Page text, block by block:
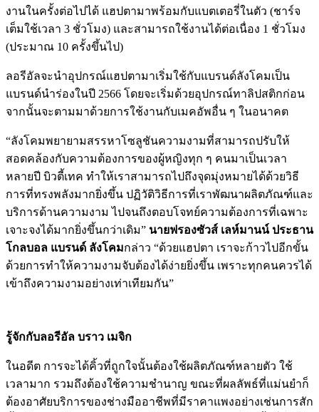
งานในครั้งต่อไปได้ แฮปตามาพร้อมกับแบตเตอรี่ในตัว (ชาร์จ
เต็มใช้เวลา 3 ชั่วโมง) และสามารถใช้งานได้ต่อเนื่อง 1 ชั่วโมง
(ประมาณ 10 ครั้งขึ้นไป)
ลอรีอัลจะนำอุปกรณ์แฮปตามาเริ่มใช้กับแบรนด์ลังโคมเป็น
แบรนด์นำร่องในปี 2566 โดยจะเริ่มด้วยอุปกรณ์ทาลิปสติกก่อน
จากนั้นจะตามมาด้วยการใช้งานกับเมคอัพอื่น ๆ ในอนาคต
“ลังโคมพยายามสรรหาโซลูชันความงามที่สามารถปรับให้
สอดคล้องกับความต้องการของผู้หญิงทุก ๆ คนมาเป็นเวลา
หลายปี บิวตี้เทค ทำให้เราสามารถไปถึงจุดมุ่งหมายได้ด้วยวิธี
การที่ทรงพลังมากยิ่งขึ้น ปฏิวัติวิธีการที่เราพัฒนาผลิตภัณฑ์และ
บริการด้านความงาม ไปจนถึงตอบโจทย์ความต้องการที่เฉพาะ
เจาะจงได้มากยิ่งขึ้นกว่าเดิม” นายฟรองซัวส์ เลห์มานน์ ประธาน
โกลบอล แบรนด์ ลังโคมกล่าว “ด้วยแฮปตา เราจะก้าวไปอีกขั้น
ด้วยการทำให้ความงามจับต้องได้ง่ายยิ่งขึ้น เพราะทุกคนควรได้
เข้าถึงความงามอย่างเท่าเทียมกัน”
รู้จักกับลอรีอัล บราว เมจิก
ในอดีต การจะได้คิ้วที่ถูกใจนั้นต้องใช้ผลิตภัณฑ์หลายตัว ใช้
เวลามาก รวมถึงต้องใช้ความชำนาญ ขณะที่ผลลัพธ์ที่แม่นยำก็
ต้องอาศัยบริการของช่างมืออาชีพที่มีราคาแพงอย่างเช่นการสัก